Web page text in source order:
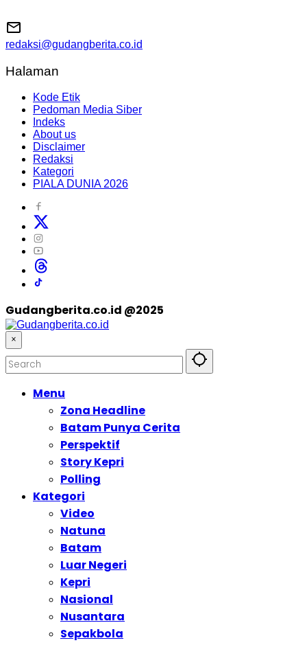
redaksi@gudangberita.co.id
Halaman
Kode Etik
Pedoman Media Siber
Indeks
About us
Disclaimer
Redaksi
Kategori
PIALA DUNIA 2026
Gudangberita.co.id @2025
×
Menu
Zona Headline
Batam Punya Cerita
Perspektif
Story Kepri
Polling
Kategori
Video
Natuna
Batam
Luar Negeri
Kepri
Nasional
Nusantara
Sepakbola